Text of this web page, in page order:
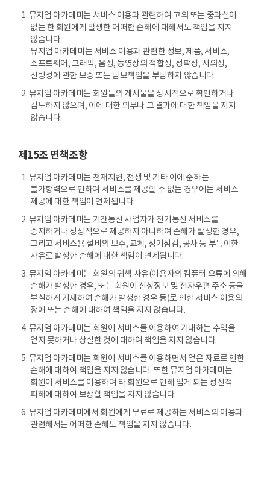
1. 뮤지엄 아카데미는 서비스 이용과 관련하여 고의 또는 중과실이
없는 한 회원에게 발생한 어떠한 손해에 대해서도 책임을 지지
않습니다.
뮤지엄 아카데미는 서비스 이용과 관련한 정보, 제품, 서비스,
소프트웨어, 그래픽, 음성, 동영상의 적합성, 정확성, 시의성,
신빙성에 관한 보증 또는 담보책임을 부담하지 않습니다.
2. 뮤지엄 아카데미는 회원들의 게시물을 상시적으로 확인하거나
검토하지 않으며, 이에 대한 의무나 그 결과에 대한 책임을 지지
않습니다.
제15조 면책조항
1. 뮤지엄 아카데미는 천재지변, 전쟁 및 기타 이에 준하는
불가항력으로 인하여 서비스를 제공할 수 없는 경우에는 서비스
제공에 대한 책임이 면제됩니다.
2. 뮤지엄 아카데미는 기간통신 사업자가 전기통신 서비스를
중지하거나 정상적으로 제공하지 아니하여 손해가 발생한 경우,
그리고 서비스용 설비의 보수, 교체, 정기점검, 공사 등 부득이한
사유로 발생한 손해에 대한 책임이 면제됩니다.
3. 뮤지엄 아카데미는 회원의 귀책 사유(이용자의 컴퓨터 오류에 의해
손해가 발생한 경우, 또는 회원이 신상정보 및 전자우편 주소 등을
부실하게 기재하여 손해가 발생한 경우 등)로 인한 서비스 이용의
장애 또는 손해에 대하여 책임을 지지 않습니다.
4. 뮤지엄 아카데미는 회원이 서비스를 이용하여 기대하는 수익을
얻지 못하거나 상실한 것에 대하여 책임을 지지 않습니다.
5. 뮤지엄 아카데미는 회원이 서비스를 이용하면서 얻은 자료로 인한
손해에 대하여 책임을 지지 않습니다. 또한 뮤지엄 아카데미는
회원이 서비스를 이용하며 타 회원으로 인해 입게 되는 정신적
피해에 대하여 보상할 책임을 지지 않습니다.
6. 뮤지엄 아카데미에서 회원에게 무료로 제공하는 서비스의 이용과
관련해서는 어떠한 손해도 책임을 지지 않습니다.